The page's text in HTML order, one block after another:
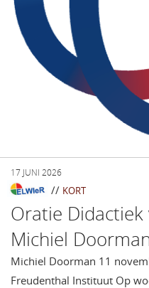
17 JUNI 2026
// KORT
Oratie
Michiel
Michiel Doorman 11
Freudenthal Instituut Op